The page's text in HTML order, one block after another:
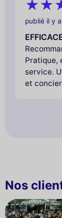
publié il y
Pratique,
service.
et
Nos